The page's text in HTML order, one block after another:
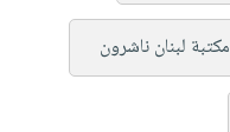
مكتبة لبنان ناشرون